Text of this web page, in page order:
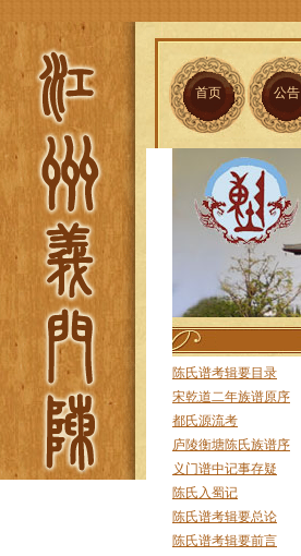
首页 公告
陈氏谱考辑要目录
宋乾道二年族谱原序
都氏源流考
庐陵衡塘陈氏族谱序
义门谱中记事存疑
陈氏入蜀记
陈氏谱考辑要总论
陈氏谱考辑要前言